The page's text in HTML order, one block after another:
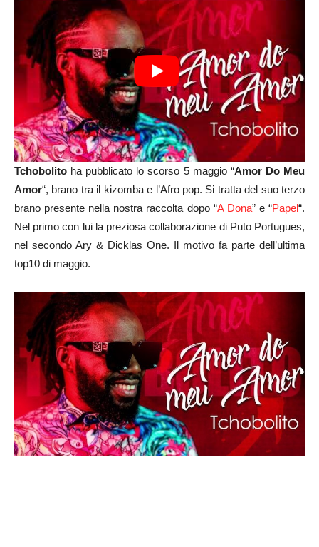
Tchobolito ha pubblicato lo scorso 5 maggio “Amor Do Meu
Amor“, brano tra il kizomba e l’Afro pop. Si tratta del suo terzo
brano presente nella nostra raccolta dopo “A Dona” e “Papel“.
Nel primo con lui la preziosa collaborazione di Puto Portugues,
nel secondo Ary & Dicklas One. Il motivo fa parte dell’ultima
top10 di maggio.